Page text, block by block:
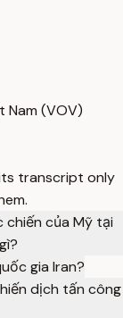
Nam (VOV)
transcript only
của Mỹ tại
gia Iran?
dịch tấn công